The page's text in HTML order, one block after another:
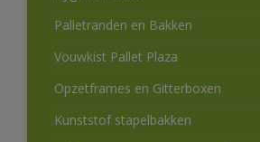
Palletranden en Bakken
Vouwkist Pallet Plaza
Opzetframes en Gitterboxen
Kunststof stapelbakken